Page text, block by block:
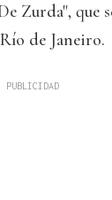
Zurda", que
de Janeiro.